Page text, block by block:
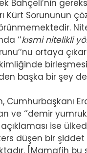
Bahçeli’nin
Kürt Sorununun
‘’kısmi nitelikli
ortaya
kimliğinde
başka bir şey
Cumhurbaşkanı
ve ‘’demir
ise
düşen bir şiddet
[Mamafih